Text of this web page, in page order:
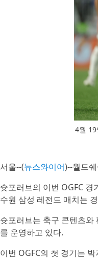
4월 19
서울--(뉴스와이어)--월드
슛포러브의 이번 OGFC
수원 삼성 레전드 매치는
슛포러브는 축구 콘텐츠와
를 운영하고 있다.
이번 OGFC의 첫 경기는